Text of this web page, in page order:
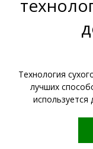
Технология
лучших